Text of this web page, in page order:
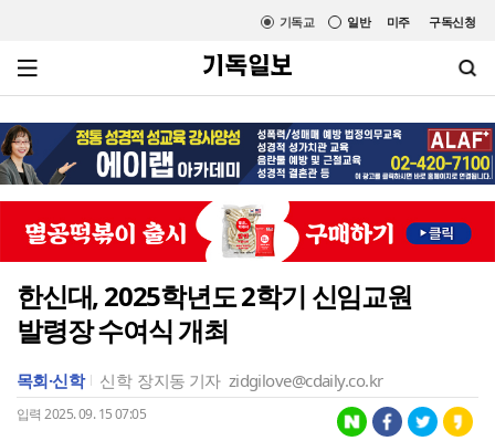
미주 구독신청
일반
기독교
한신대, 2025학년도 2학기 신임교원
발령장 수여식 개최
목회·신학 신학 장지동 기자 zidgilove@cdaily.co.kr
입력 2025. 09. 15 07:05